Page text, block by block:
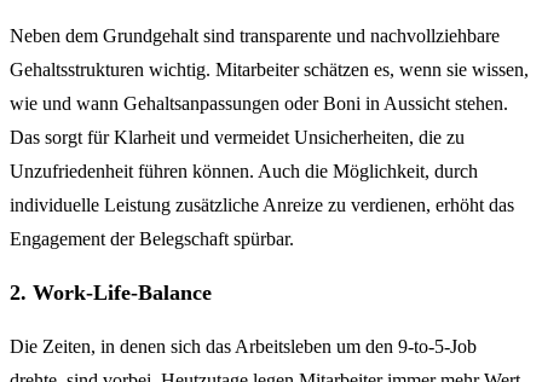
Neben dem Grundgehalt sind transparente und nachvollziehbare
Gehaltsstrukturen wichtig. Mitarbeiter schätzen es, wenn sie wissen,
wie und wann Gehaltsanpassungen oder Boni in Aussicht stehen.
Das sorgt für Klarheit und vermeidet Unsicherheiten, die zu
Unzufriedenheit führen können. Auch die Möglichkeit, durch
individuelle Leistung zusätzliche Anreize zu verdienen, erhöht das
Engagement der Belegschaft spürbar.
2. Work-Life-Balance
Die Zeiten, in denen sich das Arbeitsleben um den 9-to-5-Job